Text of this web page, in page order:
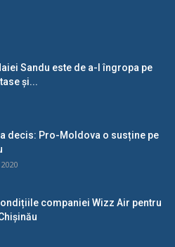
Sandu este de a-l îngropa pe
și...
decis: Pro-Moldova o susține pe
companiei Wizz Air pentru